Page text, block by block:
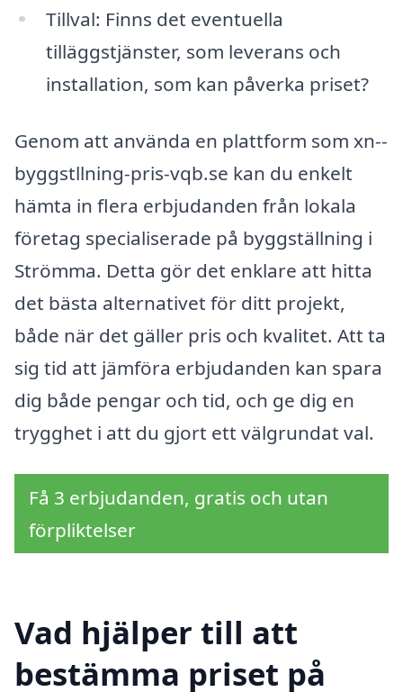
Tillval: Finns det eventuella
tilläggstjänster, som leverans och
installation, som kan påverka priset?
Genom att använda en plattform som xn--
byggstllning-pris-vqb.se kan du enkelt
hämta in flera erbjudanden från lokala
företag specialiserade på byggställning i
Strömma. Detta gör det enklare att hitta
det bästa alternativet för ditt projekt,
både när det gäller pris och kvalitet. Att ta
sig tid att jämföra erbjudanden kan spara
dig både pengar och tid, och ge dig en
trygghet i att du gjort ett välgrundat val.
Få 3 erbjudanden, gratis och utan
förpliktelser
Vad hjälper till att
bestämma priset på